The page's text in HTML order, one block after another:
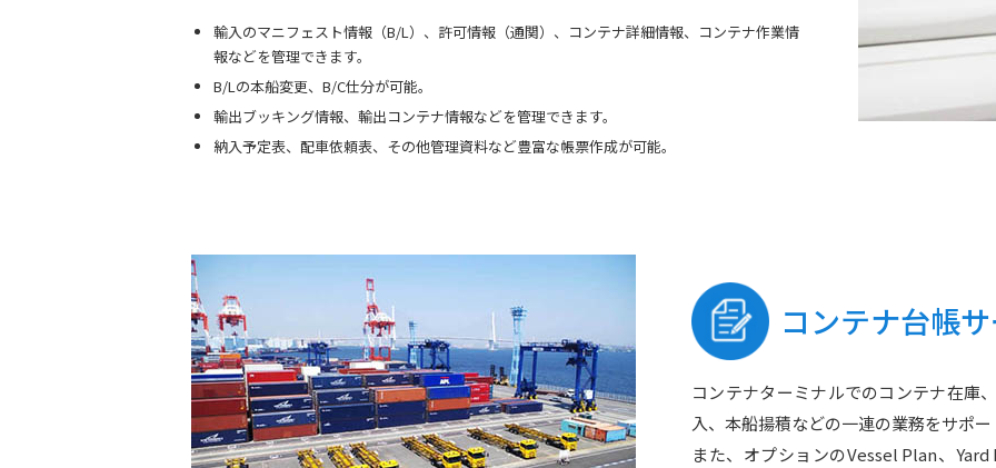
輸入のマニフェスト情報（B/L）、許可情報（通関）、コンテナ詳細情報、コンテナ作業情
報などを管理できます。
B/Lの本船変更、B/C仕分が可能。
輸出ブッキング情報、輸出コンテナ情報などを管理できます。
納入予定表、配車依頼表、その他管理資料など豊富な帳票作成が可能。
コンテナ台帳
コンテナターミナルでのコンテナ在庫
入、本船揚積などの一連の業務をサポ
また、オプションのVessel Plan、